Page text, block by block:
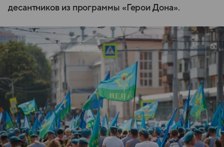
десантников из программы «Герои Дона».